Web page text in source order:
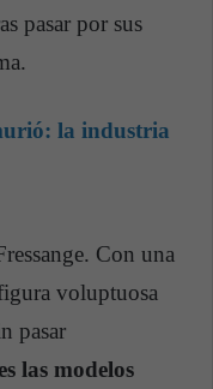
pasar por sus
la industria
Con una
voluptuosa
pasar
las modelos